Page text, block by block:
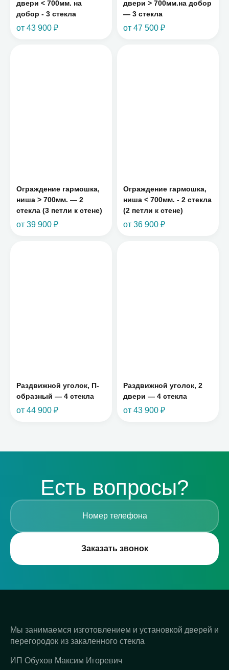
двери < 700мм. на
добор - 3 стекла
от 43 900 ₽
двери > 700мм.на добор
— 3 стекла
от 47 500 ₽
Ограждение гармошка,
ниша > 700мм. — 2
стекла (3 петли к стене)
от 39 900 ₽
Ограждение гармошка,
ниша < 700мм. - 2 стекла
(2 петли к стене)
от 36 900 ₽
Раздвижной уголок, П-
образный — 4 стекла
от 44 900 ₽
Раздвижной уголок, 2
двери — 4 стекла
от 43 900 ₽
Есть вопросы?
Заказать звонок
Мы занимаемся изготовлением и установкой дверей и
перегородок из закаленного стекла
ИП Обухов Максим Игоревич